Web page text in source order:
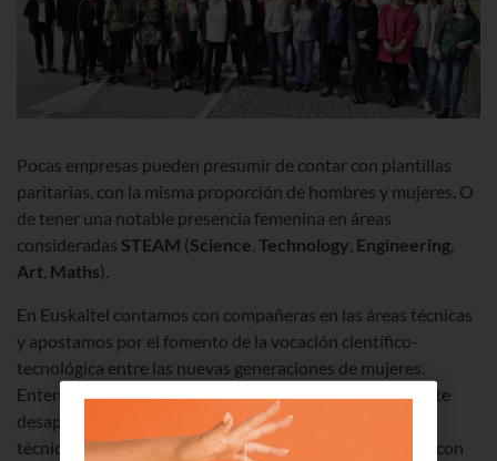
Pocas empresas pueden presumir de contar con plantillas
paritarias, con la misma proporción de hombres y mujeres. O
de tener una notable presencia femenina en áreas
consideradas STEAM (Science Technology Engineering
Art Maths).
En Euskaltel contamos con compañeras en las áreas técnicas
y apostamos por el fomento de la vocación científico-
tecnológica entre las nuevas generaciones de mujeres.
Entendemos que es importante contrarrestar el creciente
desapego que tienen los estudiantes por las carreras
técnicas, especialmente en el caso de las mujeres. Basta con